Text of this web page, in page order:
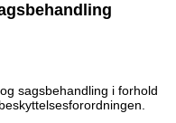
sagsbehandling i forhold